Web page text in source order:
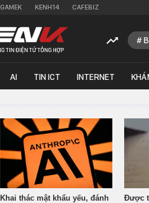
GAMEK KENH14 CAFEBIZ
AI TIN ICT INTERNET
Khai thác mật khẩu yếu, đánh
Được